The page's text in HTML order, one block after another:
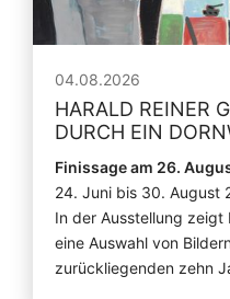
04.08.2026
HARALD REINER
DURCH EIN
Finissage am 26.
24. Juni bis 30. August
In der Ausstellung zeigt
eine Auswahl von
zurückliegenden zehn